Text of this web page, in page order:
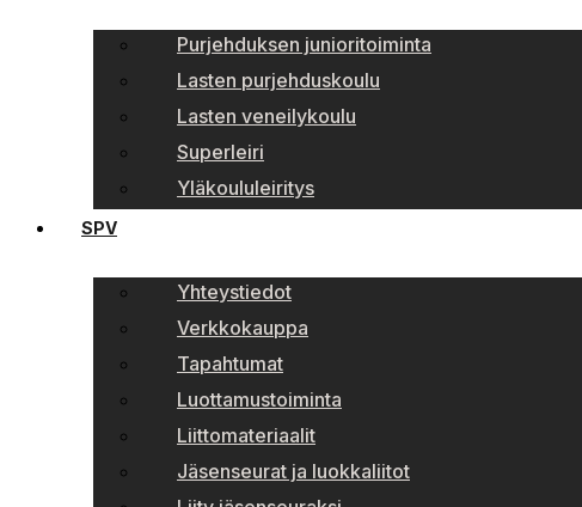
Purjehduksen junioritoiminta
Lasten purjehduskoulu
Lasten veneilykoulu
Superleiri
Yläkoululeiritys
SPV
Yhteystiedot
Verkkokauppa
Tapahtumat
Luottamustoiminta
Liittomateriaalit
Jäsenseurat ja luokkaliitot